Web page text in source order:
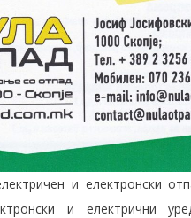
и електронски
и електрични